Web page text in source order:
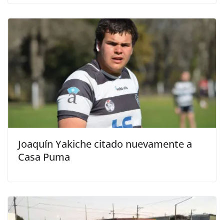
Joaquín Yakiche citado nuevamente a
Casa Puma